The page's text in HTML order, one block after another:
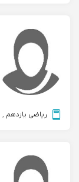
ریاضی یازدهم ,